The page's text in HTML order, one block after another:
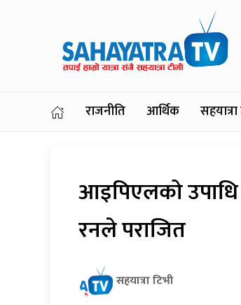
राजनीति आर्थिक
आइपिएलको
रनले पराजित
सहयात्रा टिभी